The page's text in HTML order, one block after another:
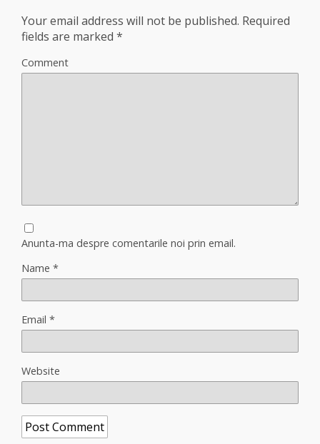
Your email address will not be published. Required
fields are marked *
Comment
Anunta-ma despre comentarile noi prin email.
Name *
Email *
Website